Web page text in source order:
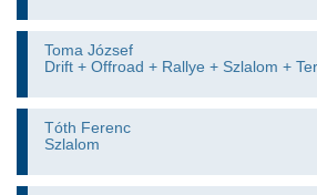
Toma József
Drift + Offroad + Rallye + Szlalom +
Tóth Ferenc
Szlalom